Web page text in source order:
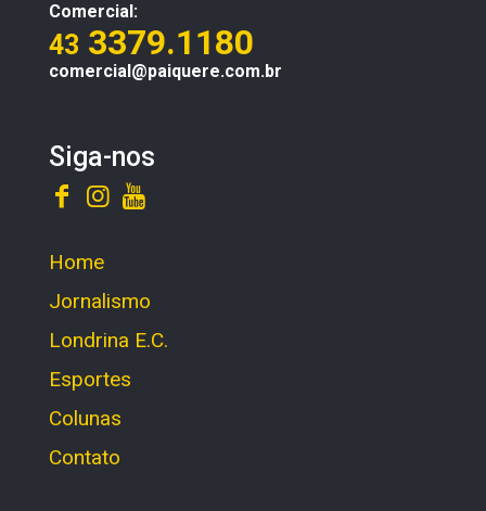
Comercial:
43 3379.1180
comercial@paiquere.com.br
Siga-nos
Home
Jornalismo
Londrina E.C.
Esportes
Colunas
Contato